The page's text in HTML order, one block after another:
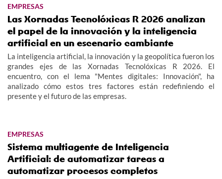
EMPRESAS
Las Xornadas Tecnolóxicas R 2026 analizan
el papel de la innovación y la inteligencia
artificial en un escenario cambiante
La inteligencia artificial, la innovación y la geopolítica fueron los
grandes ejes de las Xornadas Tecnolóxicas R 2026. El
encuentro, con el lema "Mentes digitales: Innovación", ha
analizado cómo estos tres factores están redefiniendo el
presente y el futuro de las empresas.
EMPRESAS
Sistema multiagente de Inteligencia
Artificial: de automatizar tareas a
automatizar procesos completos